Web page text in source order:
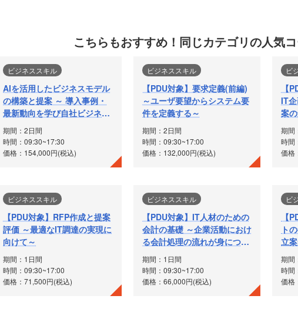
こちらもおすすめ！ 同じカテゴリの人気
ビジネススキル
AIを活用したビジネスモデル
の構築と提案 ～ 導入事例・
最新動向を学び自社ビジネス
にAIを導入する～
期間：2日間
時間：09:30~17:30
価格：154,000円(税込)
ビジネススキル
【PDU対象】要求定義(前編)
～ユーザ要望からシステム要
件を定義する～
期間：2日間
時間：09:30~17:00
価格：132,000円(税込)
ビ
【
IT
案
期間
時間
価格
ビジネススキル
【PDU対象】RFP作成と提案
評価 ～最適なIT調達の実現に
向けて～
期間：1日間
時間：09:30~17:00
価格：71,500円(税込)
ビジネススキル
【PDU対象】IT人材のための
会計の基礎 ～企業活動におけ
る会計処理の流れが身につ
く！～
期間：1日間
時間：09:30~17:00
価格：66,000円(税込)
ビ
【
ト
立
作
期間
時間
価格